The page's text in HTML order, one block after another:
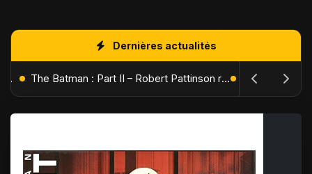
Dernières actualités
L'Âge de Glace : Le Réveil du Volcan – Manny, Sid et Diego de retour pour une aventure explosive The Batman : Part II – Robert Pattinson replonge dans les ténèbres de Gotham dès octobre 2027